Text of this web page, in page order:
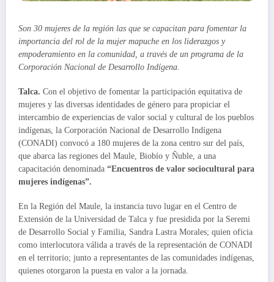
Son 30 mujeres de la región las que se capacitan para fomentar la
importancia del rol de la mujer mapuche en los liderazgos y
empoderamiento en la comunidad, a través de un programa de la
Corporación Nacional de Desarrollo Indígena.
Talca. Con el objetivo de fomentar la participación equitativa de
mujeres y las diversas identidades de género para propiciar el
intercambio de experiencias de valor social y cultural de los pueblos
indígenas, la Corporación Nacional de Desarrollo Indígena
(CONADI) convocó a 180 mujeres de la zona centro sur del país,
que abarca las regiones del Maule, Biobío y Ñuble, a una
capacitación denominada “Encuentros de valor sociocultural para
mujeres indígenas”.
En la Región del Maule, la instancia tuvo lugar en el Centro de
Extensión de la Universidad de Talca y fue presidida por la Seremi
de Desarrollo Social y Familia, Sandra Lastra Morales; quien oficia
como interlocutora válida a través de la representación de CONADI
en el territorio; junto a representantes de las comunidades indígenas,
quienes otorgaron la puesta en valor a la jornada.